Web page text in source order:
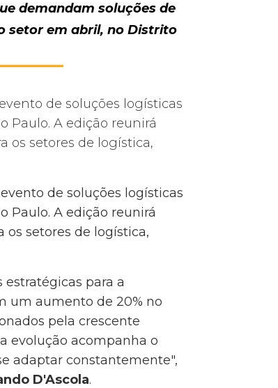
demandam soluções de
setor em abril, no Distrito
de soluções logísticas
Paulo. A edição reunirá
os setores de logística,
de soluções logísticas
Paulo. A edição reunirá
os setores de logística,
para a
um aumento de 20% no
pela crescente
evolução acompanha o
adaptar constantemente",
D'Ascola.